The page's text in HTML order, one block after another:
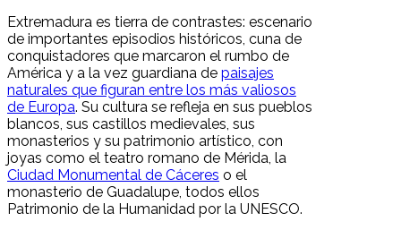
Extremadura es tierra de contrastes: escenario
de importantes episodios históricos, cuna de
conquistadores que marcaron el rumbo de
América y a la vez guardiana de paisajes
naturales que figuran entre los más valiosos
de Europa. Su cultura se refleja en sus pueblos
blancos, sus castillos medievales, sus
monasterios y su patrimonio artístico, con
joyas como el teatro romano de Mérida, la
Ciudad Monumental de Cáceres o el
monasterio de Guadalupe, todos ellos
Patrimonio de la Humanidad por la UNESCO.